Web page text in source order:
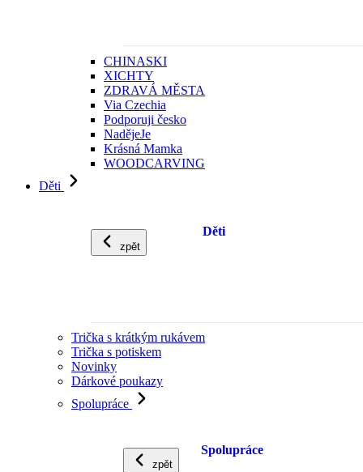
CHINASKI
XICHTY
ZDRAVÁ MĚSTA
Via Czechia
Podporuji česko
NadějeJe
Krásná Mamka
WOODCARVING
Děti
zpět
Děti
Trička s krátkým rukávem
Trička s potiskem
Novinky
Dárkové poukazy
Spolupráce
zpět
Spolupráce